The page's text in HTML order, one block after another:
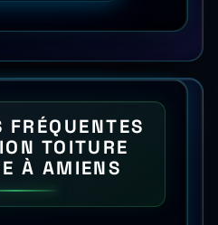
FRÉQUENTES
TOITURE
À AMIENS